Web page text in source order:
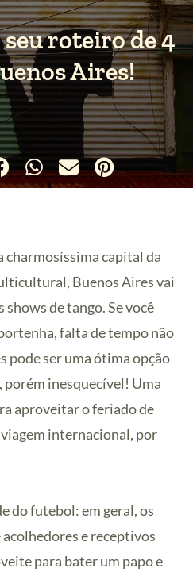
roteiro de 4
Aires!
charmosíssima capital da
Buenos Aires vai
de tango. Se você
falta de tempo não
pode ser uma ótima opção
porém inesquecível! Uma
aproveitar o feriado de
internacional, por
do futebol: em geral, os
e receptivos
para bater um papo e